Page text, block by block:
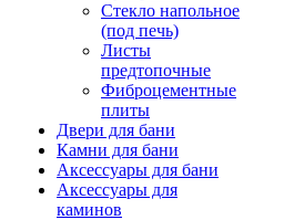
Стекло напольное
(под печь)
Листы
предтопочные
Фиброцементные
плиты
Двери для бани
Камни для бани
Аксессуары для бани
Аксессуары для
каминов